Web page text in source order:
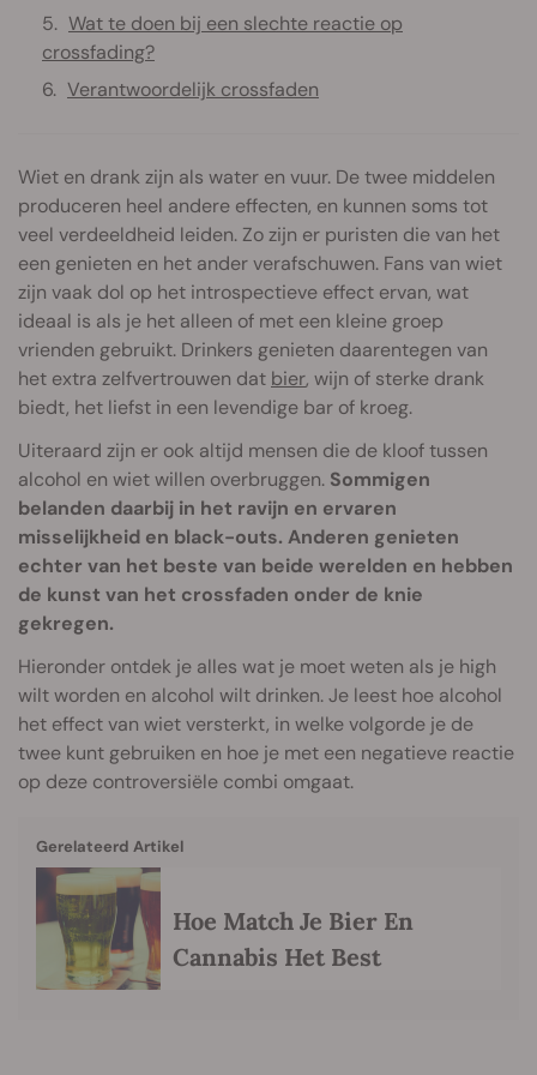
Wat te doen bij een slechte reactie op
crossfading?
Verantwoordelijk crossfaden
Wiet en drank zijn als water en vuur. De twee middelen
produceren heel andere effecten, en kunnen soms tot
veel verdeeldheid leiden. Zo zijn er puristen die van het
een genieten en het ander verafschuwen. Fans van wiet
zijn vaak dol op het introspectieve effect ervan, wat
ideaal is als je het alleen of met een kleine groep
vrienden gebruikt. Drinkers genieten daarentegen van
het extra zelfvertrouwen dat bier, wijn of sterke drank
biedt, het liefst in een levendige bar of kroeg.
Uiteraard zijn er ook altijd mensen die de kloof tussen
alcohol en wiet willen overbruggen. Sommigen
belanden daarbij in het ravijn en ervaren
misselijkheid en black-outs. Anderen genieten
echter van het beste van beide werelden en hebben
de kunst van het crossfaden onder de knie
gekregen.
Hieronder ontdek je alles wat je moet weten als je high
wilt worden en alcohol wilt drinken. Je leest hoe alcohol
het effect van wiet versterkt, in welke volgorde je de
twee kunt gebruiken en hoe je met een negatieve reactie
op deze controversiële combi omgaat.
Gerelateerd Artikel
Hoe Match Je Bier En
Cannabis Het Best